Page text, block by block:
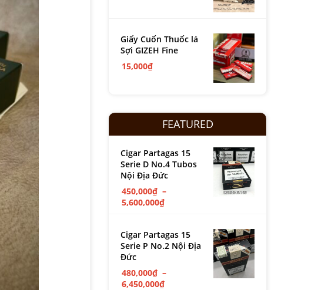
Giấy Cuốn Thuốc lá
Sợi GIZEH Fine
15,000₫
FEATURED
Cigar Partagas 15
Serie D No.4 Tubos
Nội Địa Đức
450,000₫ –
5,600,000₫
Cigar Partagas 15
Serie P No.2 Nội Địa
Đức
480,000₫ –
6,450,000₫